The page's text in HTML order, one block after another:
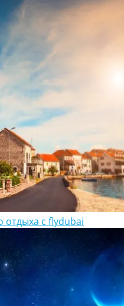
отдыха с flydubai